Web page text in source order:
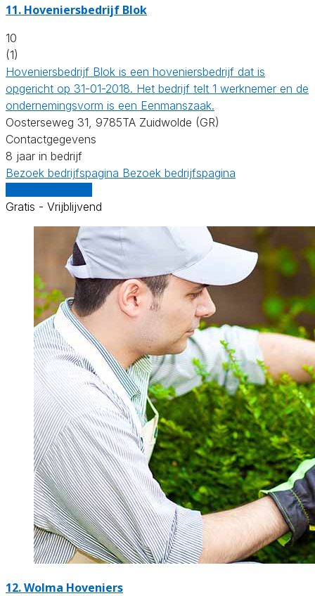
11. Hoveniersbedrijf Blok
10
(1)
Hoveniersbedrijf Blok is een hoveniersbedrijf dat is
opgericht op 31-01-2018. Het bedrijf telt 1 werknemer en de
ondernemingsvorm is een Eenmanszaak.
Oosterseweg 31, 9785TA Zuidwolde (GR)
Contactgegevens
8 jaar in bedrijf
Bezoek bedrijfspagina Bezoek bedrijfspagina
Gratis - Vrijblijvend
12.Wolma Hoveniers